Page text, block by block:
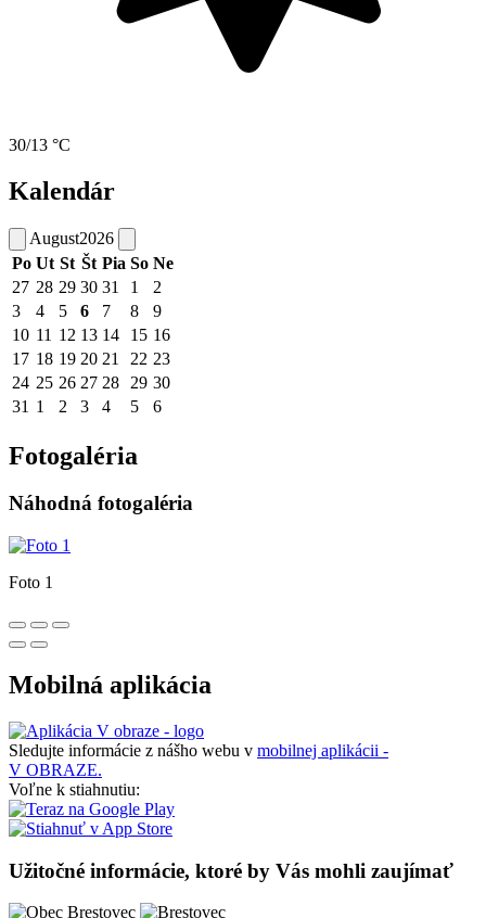
30/13 °C
Kalendár
August2026
Po Ut St Št Pia So Ne
27 28 29 30 31 1
2
3
4 5 6 7 8
9
10 11 12 13 14 15 16
17 18 19 20 21 22 23
24 25 26 27 28 29 30
31 1 2 3 4 5 6
Fotogaléria
Náhodná fotogaléria
Foto 1
Mobilná aplikácia
Sledujte informácie z nášho webu v mobilnej aplikácii -
V OBRAZE.
Voľne k stiahnutiu:
Užitočné informácie, ktoré by Vás mohli zaujímať